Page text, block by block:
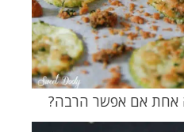
אחת אם אפשר הרבה?